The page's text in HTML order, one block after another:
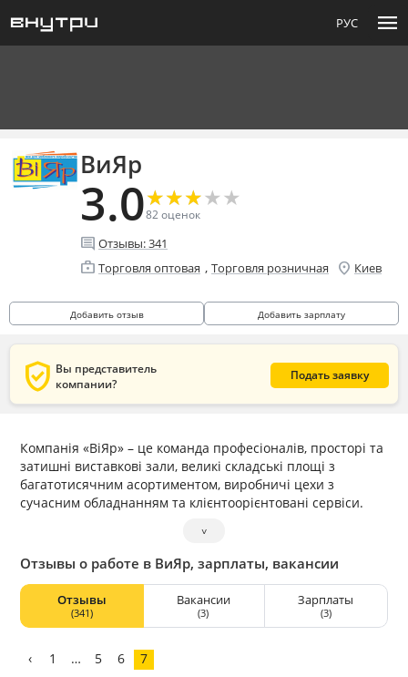
РУС menu
ВиЯр
3.0★
★★
★★
★★
★★
★
82оценок
comment Отзывы:341
enterprise Торговля оптовая , Торговля розничная location_on Киев
Добавить отзыв Добавить зарплату
verified_user Вы представитель
компании?
Подать заявку
Компанія «ВіЯр» – це команда професіоналів, просторі та
затишні виставкові зали, великі складські площі з
багатотисячним асортиментом, виробничі цехи з
сучасним обладнанням та клієнтоорієнтовані сервіси.
˅
Отзывы о работе в ВиЯр, зарплаты, вакансии
Отзывы
(341)
Вакансии
(3)
Зарплаты
(3)
‹ 1 … 5 6 7